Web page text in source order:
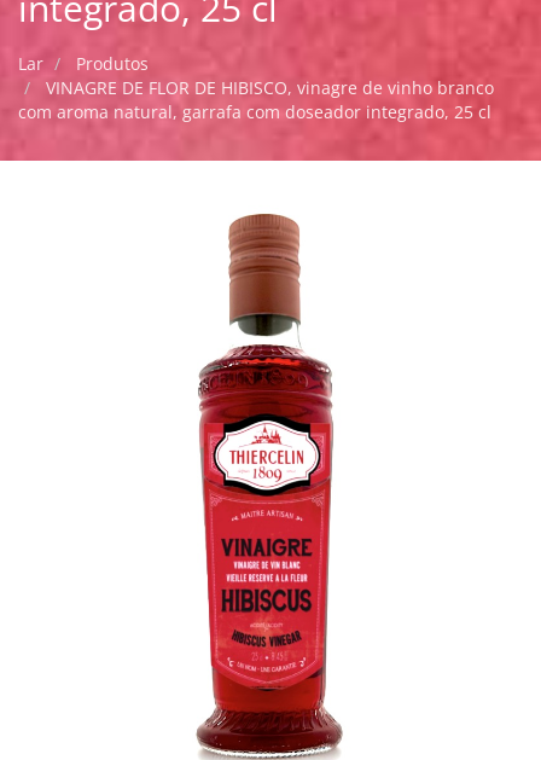
Lar
Produtos
VINAGRE DE FLOR DE HIBISCO, vinagre de vinho branco
com aroma natural, garrafa com doseador integrado, 25 cl